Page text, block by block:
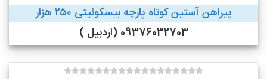
پیراهن آستین کوتاه پارچه بیسکوئیتی ۲۵۰ هزار
09376032703 (اردبیل )